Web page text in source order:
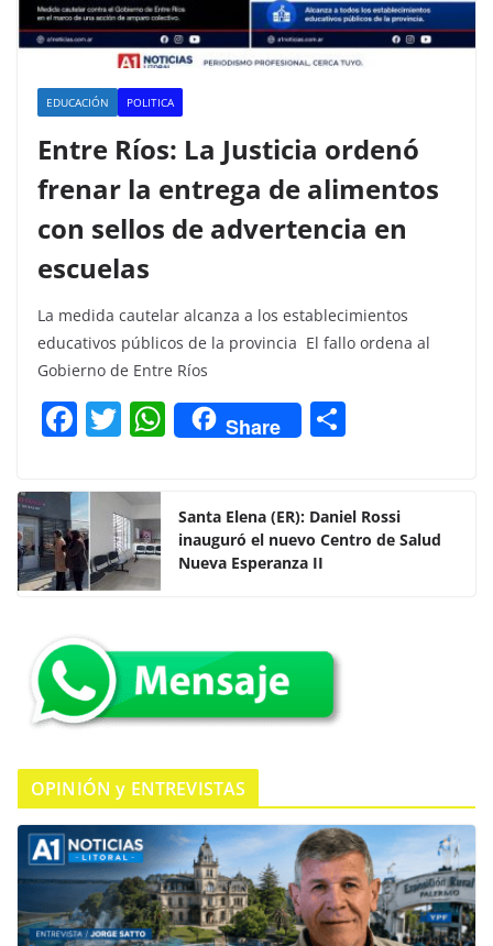
EDUCACIÓN POLITICA
Entre Ríos: La Justicia ordenó
frenar la entrega de alimentos
con sellos de advertencia en
escuelas
La medida cautelar alcanza a los establecimientos
educativos públicos de la provincia El fallo ordena al
Gobierno de Entre Ríos
F
c
e
b
o
o
k
T
itt
er
W
h
s
A
Share
p
ar
Santa Elena (ER): Daniel Rossi
inauguró el nuevo Centro de Salud
Nueva Esperanza II
OPINIÓN y ENTREVISTAS